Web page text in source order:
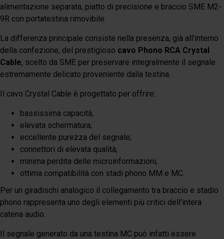
alimentazione separata, piatto di precisione e braccio SME M2-
9R con portatestina rimovibile.
La differenza principale consiste nella presenza, già all'interno
della confezione, del prestigioso cavo Phono RCA Crystal
Cable, scelto da SME per preservare integralmente il segnale
estremamente delicato proveniente dalla testina.
Il cavo Crystal Cable è progettato per offrire:
bassissima capacità;
elevata schermatura;
eccellente purezza del segnale;
connettori di elevata qualità;
minima perdita delle microinformazioni;
ottima compatibilità con stadi phono MM e MC.
Per un giradischi analogico il collegamento tra braccio e stadio
phono rappresenta uno degli elementi più critici dell'intera
catena audio.
Il segnale generato da una testina MC può infatti essere